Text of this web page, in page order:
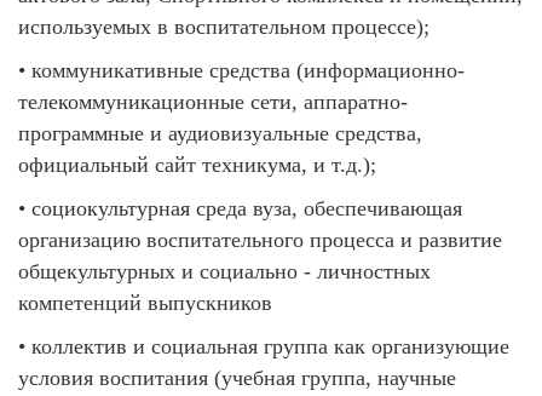
используемых в воспитательном процессе);
• коммуникативные средства (информационно-
телекоммуникационные сети, аппаратно-
программные и аудиовизуальные средства,
официальный сайт техникума, и т.д.);
• социокультурная среда вуза, обеспечивающая
организацию воспитательного процесса и развитие
общекультурных и социально - личностных
компетенций выпускников
• коллектив и социальная группа как организующие
условия воспитания (учебная группа, научные